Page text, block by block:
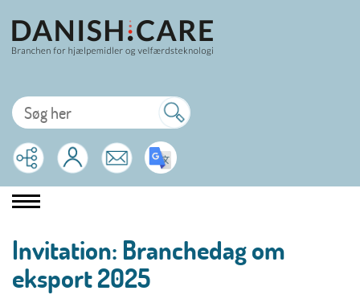
Invitation: Branchedag om
eksport 2025